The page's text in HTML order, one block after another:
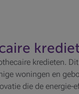
kredieten.
woningen en
die de energie-